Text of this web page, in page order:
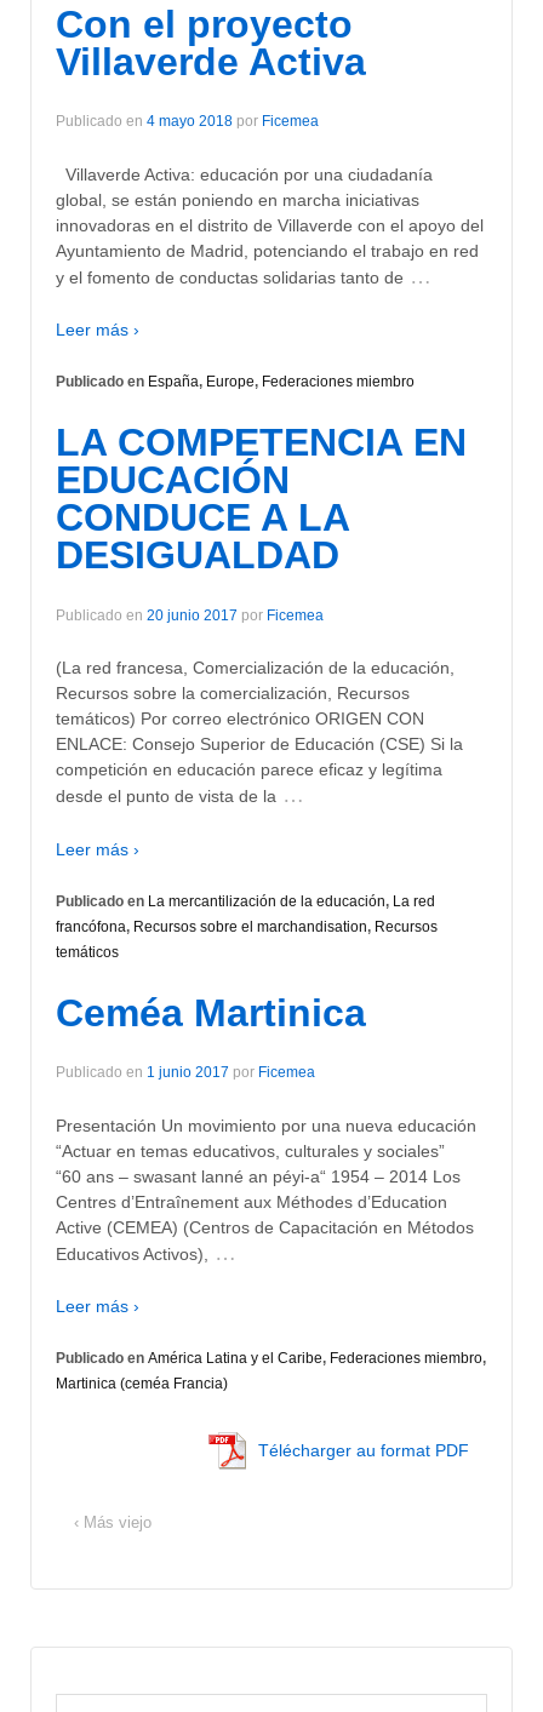
Con el proyecto
Villaverde Activa
Publicado en 4 mayo 2018 por Ficemea
Villaverde Activa: educación por una ciudadanía
global, se están poniendo en marcha iniciativas
innovadoras en el distrito de Villaverde con el apoyo del
Ayuntamiento de Madrid, potenciando el trabajo en red
y el fomento de conductas solidarias tanto de …
Leer más ›
Publicado en España, Europe, Federaciones miembro
LA COMPETENCIA EN
EDUCACIÓN
CONDUCE A LA
DESIGUALDAD
Publicado en 20 junio 2017 por Ficemea
(La red francesa, Comercialización de la educación,
Recursos sobre la comercialización, Recursos
temáticos) Por correo electrónico ORIGEN CON
ENLACE: Consejo Superior de Educación (CSE) Si la
competición en educación parece eficaz y legítima
desde el punto de vista de la …
Leer más ›
Publicado en La mercantilización de la educación, La red
francófona, Recursos sobre el marchandisation, Recursos
temáticos
Ceméa Martinica
Publicado en 1 junio 2017 por Ficemea
Presentación Un movimiento por una nueva educación
“Actuar en temas educativos, culturales y sociales”
“60 ans – swasant lanné an péyi-a“ 1954 – 2014 Los
Centres d’Entraînement aux Méthodes d’Education
Active (CEMEA) (Centros de Capacitación en Métodos
Educativos Activos),
…
Leer más ›
Publicado en América Latina y el Caribe, Federaciones miembro,
Martinica (ceméa Francia)
Télécharger au format PDF
‹ Más viejo